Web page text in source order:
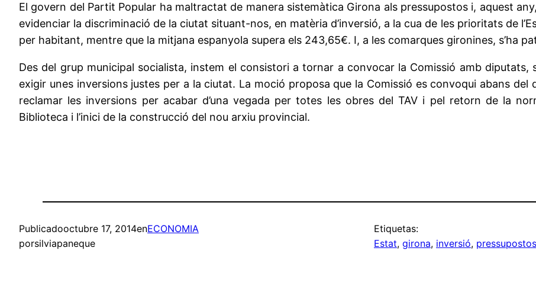
El govern del Partit Popular ha maltractat de manera sistemàtica Girona als pressupostos i, aquest
evidenciar la discriminació de la ciutat situant-nos, en matèria d’inversió, a la cua de les prioritats de
per habitant, mentre que la mitjana espanyola supera els 243,65€. I, a les comarques gironines, s’ha
Des del grup municipal socialista, instem el consistori a tornar a convocar la Comissió amb
exigir unes inversions justes per a la ciutat. La moció proposa que la Comissió es convoqui abans
reclamar les inversions per acabar d’una vegada per totes les obres del TAV i pel retorn de la
Biblioteca i l’inici de la construcció del nou arxiu provincial.
Publicadooctubre 17, 2014enECONOMIA
porsilviapaneque
Etiquetas:
Estat, girona, inversió, pressupostos